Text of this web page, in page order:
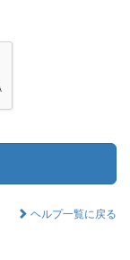
ヘルプ一覧に戻る